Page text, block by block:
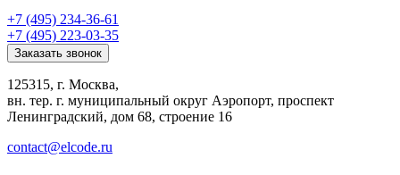
+7 (495) 234-36-61
+7 (495) 223-03-35
Заказать звонок
125315, г. Москва,
вн. тер. г. муниципальный округ Аэропорт, проспект
Ленинградский, дом 68, строение 16
contact@elcode.ru